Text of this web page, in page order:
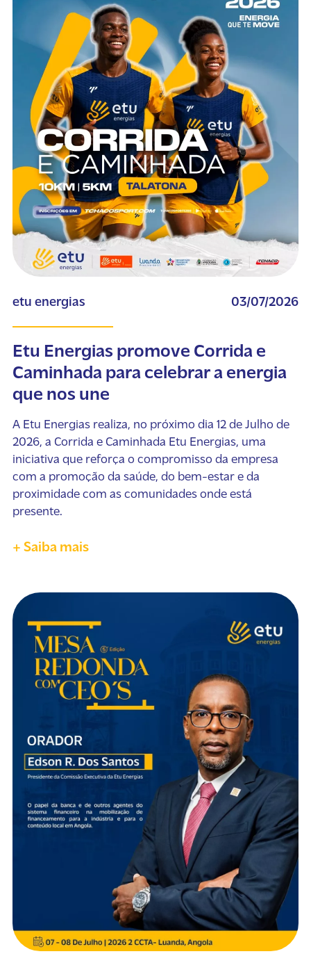
etu energias 03/07/2026
Etu Energias promove Corrida e
Caminhada para celebrar a energia
que nos une
A Etu Energias realiza, no próximo dia 12 de Julho de
2026, a Corrida e Caminhada Etu Energias, uma
iniciativa que reforça o compromisso da empresa
com a promoção da saúde, do bem-estar e da
proximidade com as comunidades onde está
presente.
+ Saiba mais